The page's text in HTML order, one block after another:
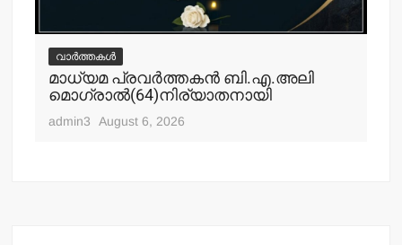
വാർത്തകൾ
മാധ്യമ പ്രവര്‍ത്തകന്‍ ബി.എ.അലി
മൊഗ്രാല്‍(64)നിര്യാതനായി
admin3 August 6, 2026